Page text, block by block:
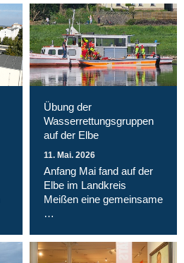
Übung der
Wasserrettungsgruppen
auf der Elbe
11. Mai. 2026
Anfang Mai fand auf der
Elbe im Landkreis
Meißen eine gemeinsame
…